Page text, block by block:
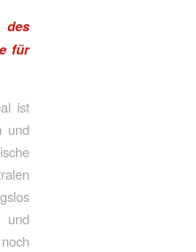
für
ist
und
und